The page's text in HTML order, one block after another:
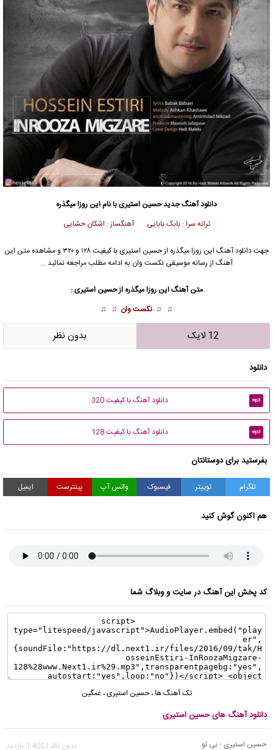
دانلود آهنگ جدیدحسین استیریبا نام این روزا میگذره
ترانه سرا : بابک بابایی آهنگساز : اشکان حشایی
جهت دانلود آهنگ این روزا میگذره ازحسین استیری
با کیفیت ۱۲۸ و ۳۲۰ و مشاهده متن این
آهنگ از رسانه موسیقی نکست وان به ادامه مطلب مراجعه نمائید …
متن آهنگ این روزا میگذره ازحسین استیری:
♫ ♫ نکست وان ♫ ♫
12 لایک بدون نظر
دانلود
mp3 دانلود آهنگ با کیفیت 320
mp3 دانلود آهنگ با کیفیت 128
بفرستید برای دوستانتان
تلگرام توییتر فیسبوک واتس آپ پینترست ایمیل
هم اکنون گوش کنید
کد پخش این آهنگ در سایت و وبلاگ شما
تک آهنگ ها،حسین استیری،غمگین
دانلود آهنگ های حسین استیری
حسین استیرى - بى تو بدون نظر | 1,405 بازدید